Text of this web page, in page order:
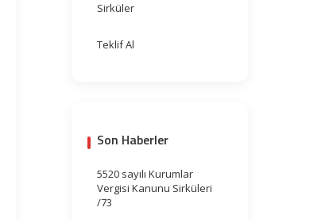
Sirküler
Teklif Al
Son Haberler
5520 sayılı Kurumlar
Vergisi Kanunu Sirküleri
/73